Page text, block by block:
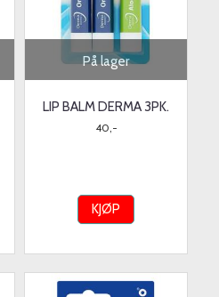
På lager
LIP BALM DERMA 3PK.
40,-
KJØP